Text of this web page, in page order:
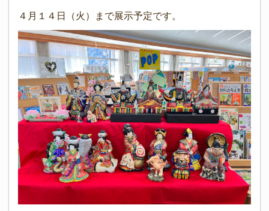
４月１４日（火）まで展示予定です。